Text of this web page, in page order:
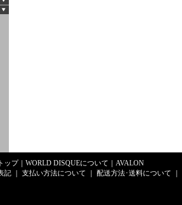
ップ｜ WORLD DISQUEについて
AVALON
記
支払い方法について 配送方法･送料について